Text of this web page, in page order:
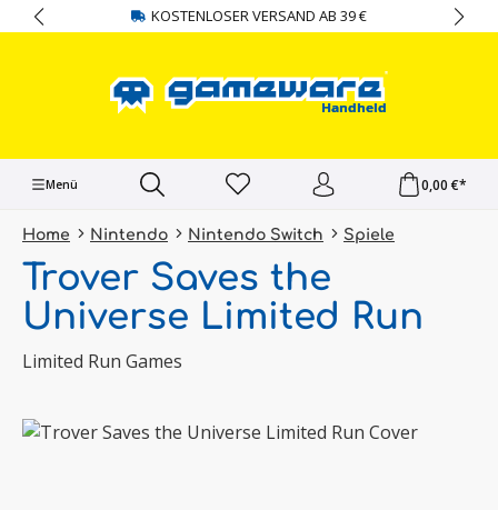
springen KOSTENLOSER VERSAND AB 39 €
Menü 0,00 €*
Home Nintendo Nintendo Switch Spiele
Trover Saves the
Universe Limited Run
Limited Run Games
Bildergalerie überspringen